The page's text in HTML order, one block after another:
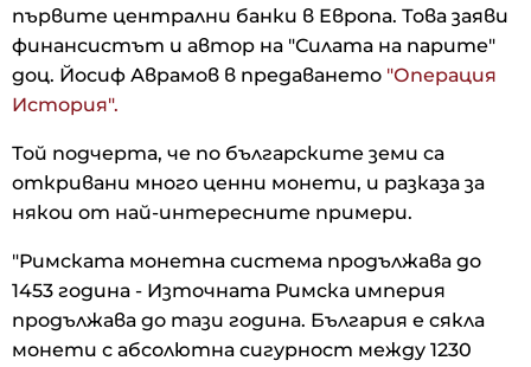
първите централни банки в Европа. Това заяви
финансистът и автор на "Силата на парите"
доц. Йосиф Аврамов в предаването "Операция
История".
Той подчерта, че по българските земи са
откривани много ценни монети, и разказа за
някои от най-интересните примери.
"Римската монетна система продължава до
1453 година - Източната Римска империя
продължава до тази година. България е сякла
монети с абсолютна сигурност между 1230